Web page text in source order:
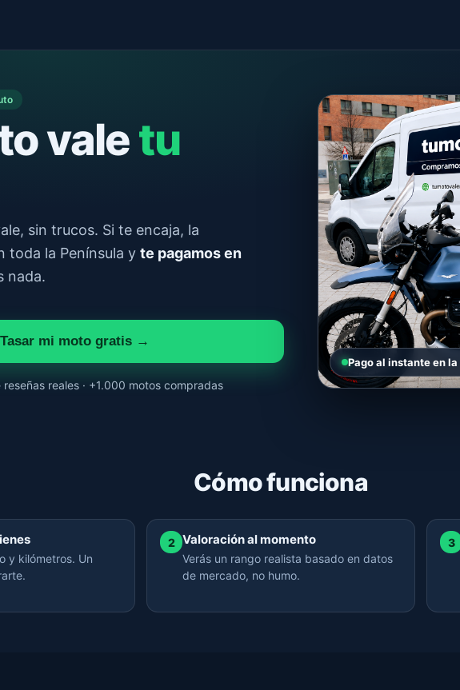
valetu
sin trucos. Si te encaja, la
toda la Península y te pagamos en
nada.
Tasar mi moto gratis →
reseñas reales · +1.000 motos compradas
Pago al instante en
Cómo funciona
y kilómetros. Un
2 Valoración al momento
Verás un rango realista basado en datos
de mercado, no humo.
3